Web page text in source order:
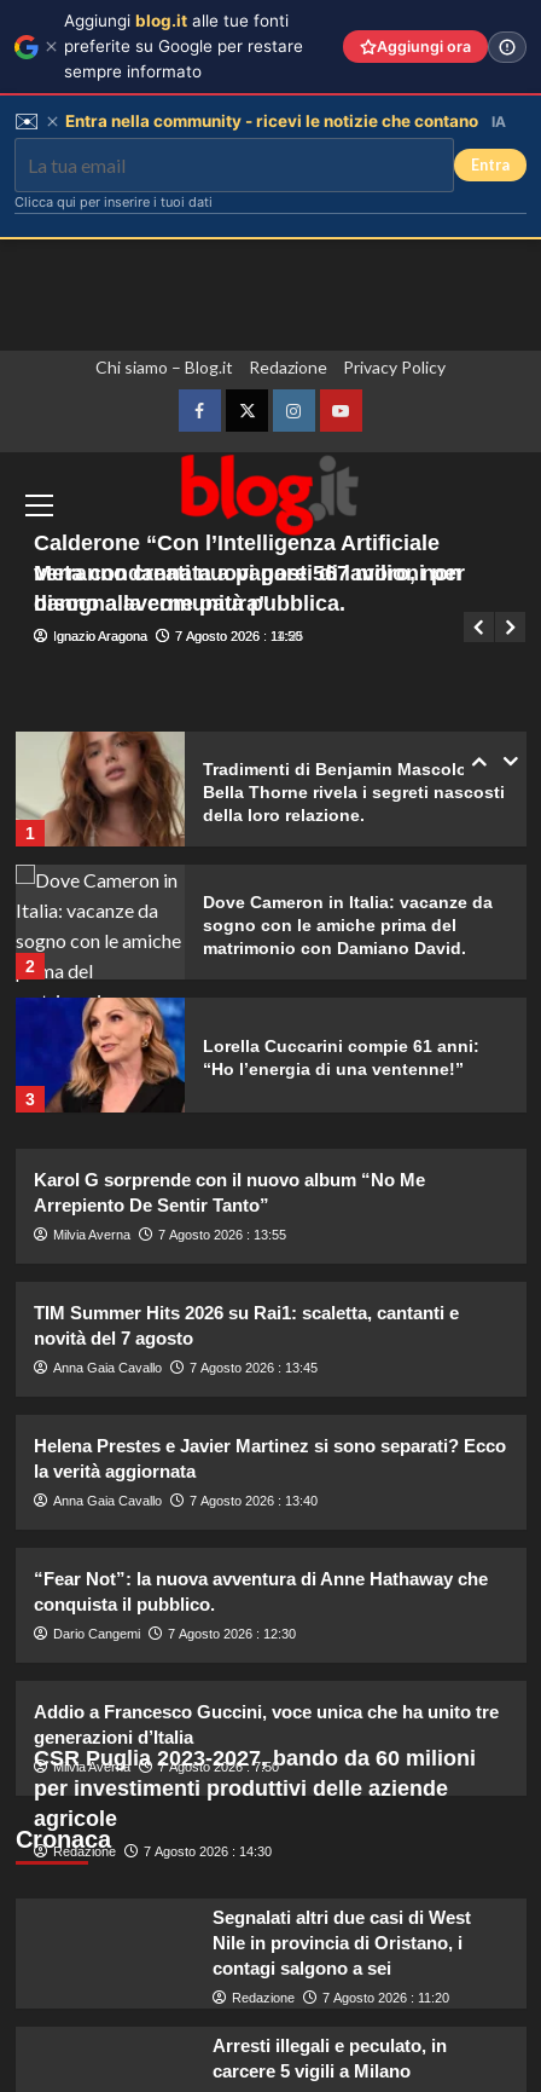
Chi siamo – Blog.it Redazione Privacy Policy
FacebookTwitterInstagramYouTube
Menu
principale
Kallas “Dall’Ue nuove sanzioni contro
persone legate a un apparato militare
russo”
Giuseppe Recca 7 Agosto 2026 : 14:00
Calderone “Con l’Intelligenza Artificiale
verranno creati nuovi posti di lavoro, non
bisogna averne paura”
Ignazio Aragona 7 Agosto 2026 : 14:25
Meta condannata a pagare 567 milioni per
danno alla comunità pubblica.
Ignazio Aragona 7 Agosto 2026 : 11:50
Lorella Cuccarini compie 61 anni:
“Ho l’energia di una ventenne!”
4
Federica Pellegrini compie 38 anni:
celebrazione in famiglia da mamma
bis emozionante e gioiosa.
Lorenzo Riccardi nel cast del
1
Tradimenti di Benjamin Mascolo:
Bella Thorne rivela i segreti nascosti
della loro relazione.
2
Dove Cameron in Italia: vacanze da
sogno con le amiche prima del
matrimonio con Damiano David.
3
Lorella Cuccarini compie 61 anni:
“Ho l’energia di una ventenne!”
4
celebrazione in famiglia da mamma
bis emozionante e gioiosa.
5
Grande Fratello Vip? Claudia Dionigi
1
Bella Thorne rivela i segreti nascosti
2
sogno con le amiche prima del
matrimonio con Damiano David.
3
Lorella Cuccarini compie 61 anni:
celebrazione in famiglia da mamma
Lorenzo Riccardi nel cast del
Grande Fratello Vip? Claudia Dionigi
Karol G sorprende con il nuovo album “No Me
Arrepiento De Sentir Tanto”
Milvia Averna 7 Agosto 2026 : 13:55
TIM Summer Hits 2026 su Rai1: scaletta, cantanti e
novità del 7 agosto
Anna Gaia Cavallo 7 Agosto 2026 : 13:45
Helena Prestes e Javier Martinez si sono separati? Ecco
la verità aggiornata
Anna Gaia Cavallo 7 Agosto 2026 : 13:40
“Fear Not”: la nuova avventura di Anne Hathaway che
conquista il pubblico.
Dario Cangemi 7 Agosto 2026 : 12:30
Addio a Francesco Guccini, voce unica che ha unito tre
generazioni d’Italia
Milvia Averna 7 Agosto 2026 : 7:50
Cronaca
CSR Puglia 2023-2027, bando da 60 milioni
per investimenti produttivi delle aziende
agricole
Redazione 7 Agosto 2026 : 14:30
Segnalati altri due casi di West
Nile in provincia di Oristano, i
contagi salgono a sei
Redazione 7 Agosto 2026 : 11:20
Arresti illegali e peculato, in
carcere 5 vigili a Milano
Aggiungi blog.it alle tue fonti
preferite su Google per restare
sempre informato
Aggiungi ora
✉️ Entra nella community - ricevi le notizie che contano IA
Entra
Clicca qui per inserire i tuoi dati